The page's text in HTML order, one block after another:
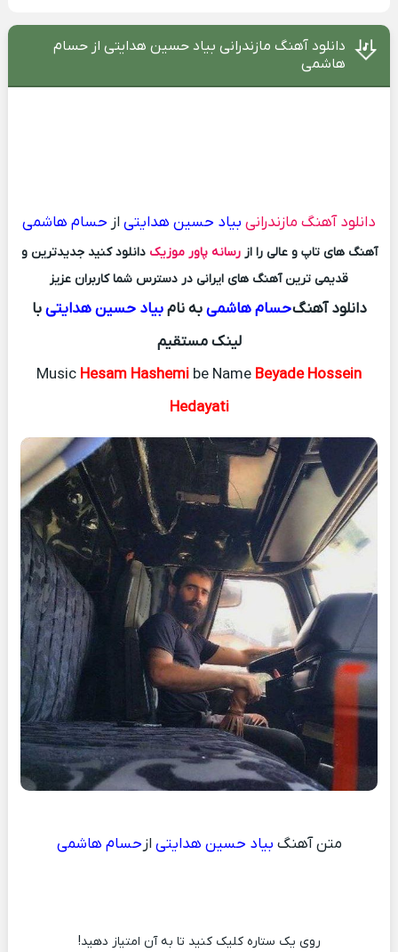
دانلود آهنگ مازندرانی بیاد حسین هدایتی از حسام
هاشمی
دانلود آهنگ مازندرانی بیاد حسین هدایتی از حسام هاشمی
آهنگ های تاپ و عالی را ازرسانه پاور موزیک دانلود کنید جدیدترین و
قدیمی ترین آهنگ های ایرانی در دسترس شما کاربران عزیز
دانلود آهنگحسام هاشمیبه نامبیاد حسین هدایتیبا
لینک مستقیم
Music Hesam Hashemi be Name Beyade Hossein
Hedayati
متن آهنگ بیاد حسین هدایتی از حسام هاشمی
روی یک ستاره کلیک کنید تا به آن امتیاز دهید!